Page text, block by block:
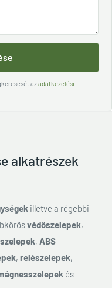
azadatkezelési
alkatrészek
illetve a régebbi
védőszelepek,
, ABS
, relészelepek,
és